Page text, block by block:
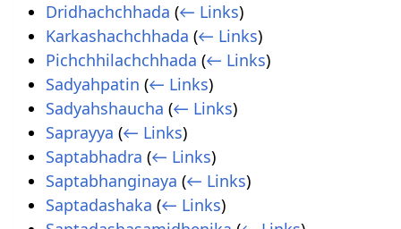
Dridhachchhada (← Links)
Karkashachchhada (← Links)
Pichchhilachchhada (← Links)
Sadyahpatin (← Links)
Sadyahshaucha (← Links)
Saprayya (← Links)
Saptabhadra (← Links)
Saptabhanginaya (← Links)
Saptadashaka (← Links)